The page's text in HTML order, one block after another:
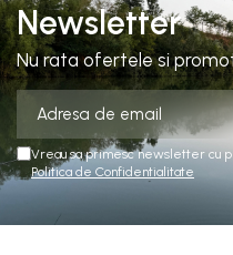
Newsletter
Nu rata ofertele si
Vreau sa primesc newsletter cu
Politica de Confidentialitate